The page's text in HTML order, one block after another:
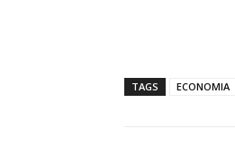
TAGS ECONOMIA